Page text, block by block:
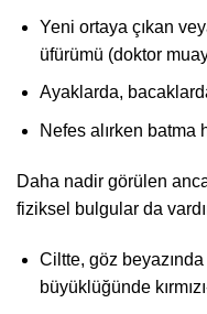
Yeni ortaya çıkan
üfürümü (doktor
Ayaklarda,
Nefes alırken batma
Daha nadir görülen
fiziksel bulgular da
Ciltte, göz
büyüklüğünde